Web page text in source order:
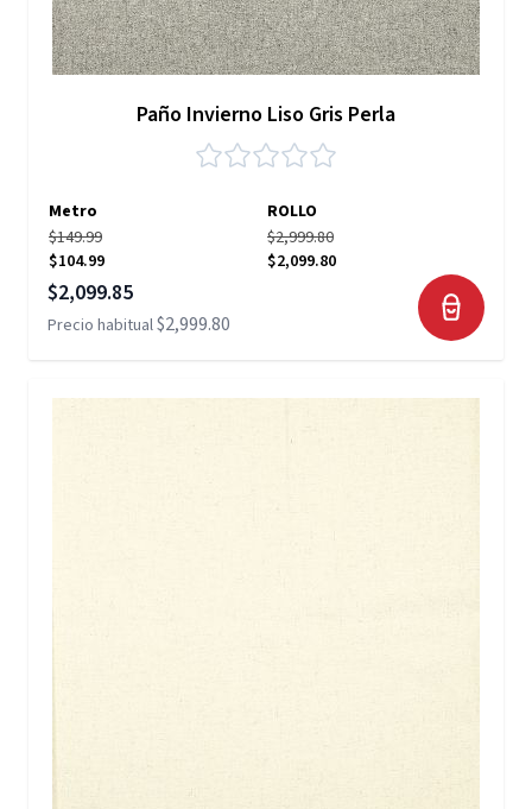
Paño Invierno Liso Gris Perla
Metro
ROLLO
$149.99
$104.99
$2,999.80
$2,099.80
Precio especial
$2,099.85
Precio habitual$2,999.80